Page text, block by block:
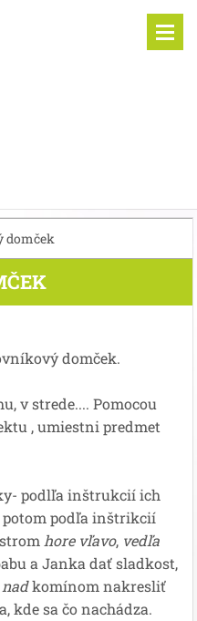
domček
domček.
v strede.... Pomocou
, umiestni predmet
podlľa inštrukcií ich
podľa inštrikcií
hore vľavo, vedľa
a Janka dať sladkost,
nadkomínom nakresliť
kde sa čo nachádza.